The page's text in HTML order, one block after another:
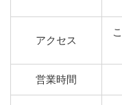
アクセス
営業時間